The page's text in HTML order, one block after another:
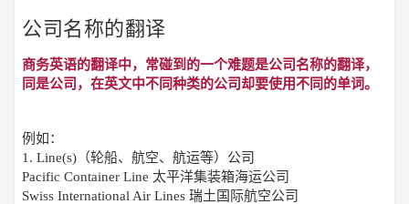
公司名称的翻译
商务英语的翻译中，常碰到的一个难题是公司名称的翻译，
同是公司，在英文中不同种类的公司却要使用不同的单词。
例如：
1. Line(s)（轮船、航空、航运等）公司
Pacific Container Line 太平洋集装箱海运公司
Swiss International Air Lines 瑞土国际航空公司